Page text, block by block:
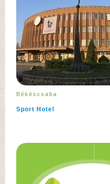
Békéscsaba
Sport Hotel